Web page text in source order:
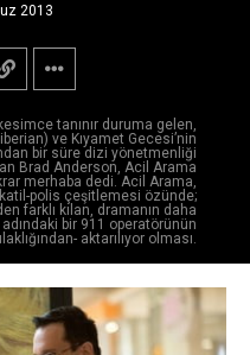
tanınır duruma gelen,
ve Kıyamet Gecesi’nin
bir süre dizi yönetmenliği
Brad Anderson, Acil Arama
merhaba dedi. Acil Arama,
polis çeşitlemesi özünde;
farklı kılan, dramanın daha
bir 911 operatörünün
aktarılıyor olması.
2013